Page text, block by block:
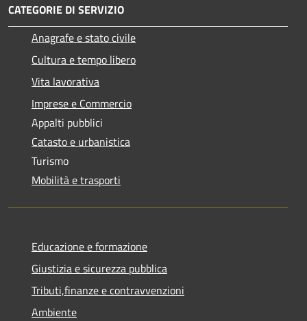
CATEGORIE DI SERVIZIO
Anagrafe e stato civile
Cultura e tempo libero
Vita lavorativa
Imprese e Commercio
Appalti pubblici
Catasto e urbanistica
Turismo
Mobilità e trasporti
Educazione e formazione
Giustizia e sicurezza pubblica
Tributi,finanze e contravvenzioni
Ambiente